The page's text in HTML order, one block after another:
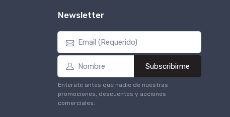
Newsletter
Subscribirme
Enterate antes que nadie de nuestras
promociones, descuentos y acciones
comerciales.